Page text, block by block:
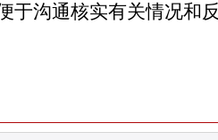
于沟通核实有关情况